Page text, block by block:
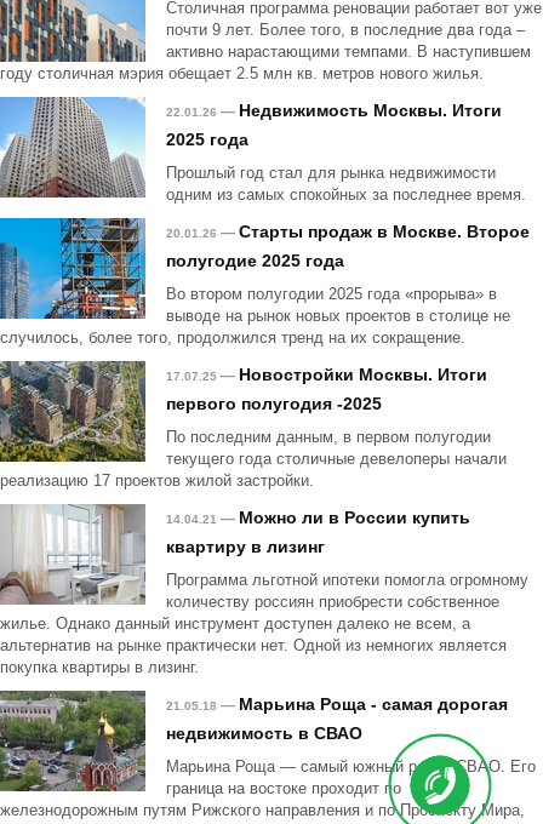
Столичная программа реновации работает вот уже
почти 9 лет. Более того, в последние два года –
активно нарастающими темпами. В наступившем
году столичная мэрия обещает 2.5 млн кв. метров нового жилья.
22.01.26 — Недвижимость Москвы. Итоги
2025 года
Прошлый год стал для рынка недвижимости
одним из самых спокойных за последнее время.
20.01.26 — Старты продаж в Москве. Второе
полугодие 2025 года
Во втором полугодии 2025 года «прорыва» в
выводе на рынок новых проектов в столице не
случилось, более того, продолжился тренд на их сокращение.
17.07.25 — Новостройки Москвы. Итоги
первого полугодия -2025
По последним данным, в первом полугодии
текущего года столичные девелоперы начали
реализацию 17 проектов жилой застройки.
14.04.21 — Можно ли в России купить
квартиру в лизинг
Программа льготной ипотеки помогла огромному
количеству россиян приобрести собственное
жилье. Однако данный инструмент доступен далеко не всем, а
альтернатив на рынке практически нет. Одной из немногих является
покупка квартиры в лизинг.
21.05.18 — Марьина Роща - самая дорогая
недвижимость в СВАО
Марьина Роща — самый южный район СВАО. Его
граница на востоке проходит по
железнодорожным путям Рижского направления и по Проспекту Мира,